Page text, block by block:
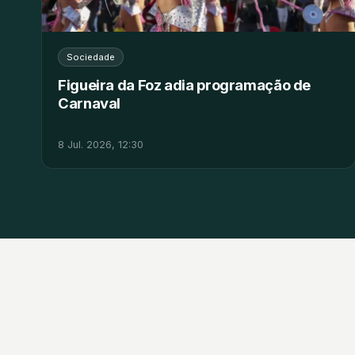
Sociedade
Figueira da Foz adia programação de
Carnaval
8 Jul. 2026, 12:30